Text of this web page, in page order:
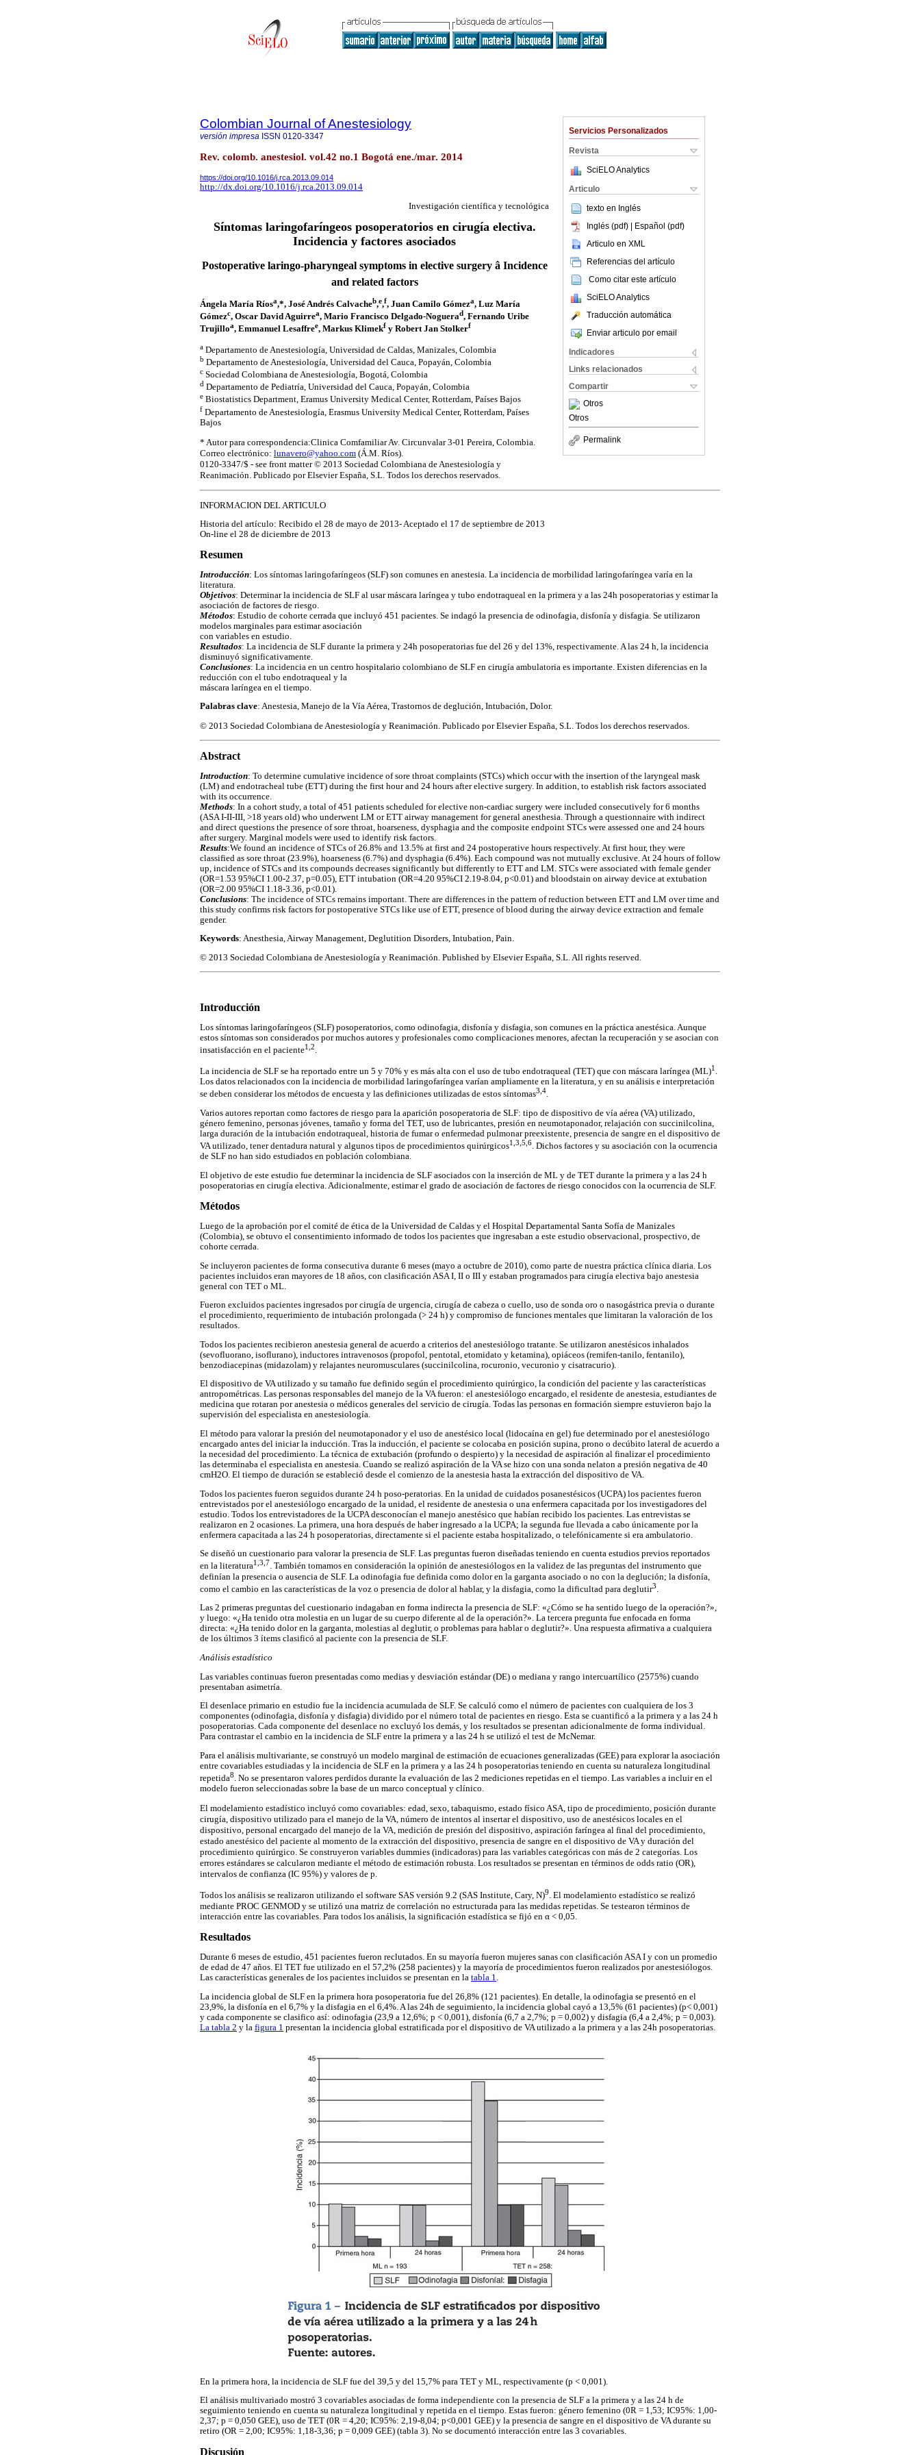
Servicios Personalizados
Revista
SciELO Analytics
Articulo
texto en Inglés
Inglés (pdf) | Español (pdf)
Articulo en XML
Referencias del artículo
Como citar este artículo
SciELO Analytics
Traducción automática
Enviar articulo por email
Indicadores
Links relacionados
Compartir
Otros
Otros
Permalink
Colombian Journal of Anestesiology
versión impresa ISSN 0120-3347
Rev. colomb. anestesiol. vol.42 no.1 Bogotá ene./mar. 2014
https://doi.org/10.1016/j.rca.2013.09.014
http://dx.doi.org/10.1016/j.rca.2013.09.014
Investigación científica y tecnológica
Síntomas laringofaríngeos posoperatorios en cirugía electiva.
Incidencia y factores asociados
Postoperative laringo-pharyngeal symptoms in elective surgery â Incidence
and related factors
Ángela María Ríosa,*, José Andrés Calvacheb,e,f, Juan Camilo Gómeza, Luz María
Gómezc, Oscar David Aguirrea, Mario Francisco Delgado-Noguerad, Fernando Uribe
Trujilloa, Emmanuel Lesaffree, Markus Klimekf y Robert Jan Stolkerf
a Departamento de Anestesiología, Universidad de Caldas, Manizales, Colombia
b Departamento de Anestesiología, Universidad del Cauca, Popayán, Colombia
c Sociedad Colombiana de Anestesiología, Bogotá, Colombia
d Departamento de Pediatría, Universidad del Cauca, Popayán, Colombia
e Biostatistics Department, Eramus University Medical Center, Rotterdam, Países Bajos
f Departamento de Anestesiología, Erasmus University Medical Center, Rotterdam, Países
Bajos
* Autor para correspondencia:Clinica Comfamiliar Av. Circunvalar 3-01 Pereira, Colombia.
Correo electrónico: lunavero@yahoo.com (Á.M. Ríos).
0120-3347/$ - see front matter © 2013 Sociedad Colombiana de Anestesiología y
Reanimación. Publicado por Elsevier España, S.L. Todos los derechos reservados.
INFORMACION DEL ARTICULO
Historia del artículo: Recibido el 28 de mayo de 2013- Aceptado el 17 de septiembre de 2013
On-line el 28 de diciembre de 2013
Resumen
Introducción: Los síntomas laringofaríngeos (SLF) son comunes en anestesia. La incidencia de morbilidad laringofaríngea varía en la
literatura.
Objetivos: Determinar la incidencia de SLF al usar máscara laríngea y tubo endotraqueal en la primera y a las 24h posoperatorias y estimar la
asociación de factores de riesgo.
Métodos: Estudio de cohorte cerrada que incluyó 451 pacientes. Se indagó la presencia de odinofagia, disfonía y disfagia. Se utilizaron
modelos marginales para estimar asociación
con variables en estudio.
Resultados: La incidencia de SLF durante la primera y 24h posoperatorias fue del 26 y del 13%, respectivamente. A las 24 h, la incidencia
disminuyó significativamente.
Conclusiones: La incidencia en un centro hospitalario colombiano de SLF en cirugía ambulatoria es importante. Existen diferencias en la
reducción con el tubo endotraqueal y la
máscara laríngea en el tiempo.
Palabras clave: Anestesia, Manejo de la Vía Aérea, Trastornos de deglución, Intubación, Dolor.
© 2013 Sociedad Colombiana de Anestesiología y Reanimación. Publicado por Elsevier España, S.L. Todos los derechos reservados.
Abstract
Introduction: To determine cumulative incidence of sore throat complaints (STCs) which occur with the insertion of the laryngeal mask
(LM) and endotracheal tube (ETT) during the first hour and 24 hours after elective surgery. In addition, to establish risk factors associated
with its occurrence.
Methods: In a cohort study, a total of 451 patients scheduled for elective non-cardiac surgery were included consecutively for 6 months
(ASA I-II-III, >18 years old) who underwent LM or ETT airway management for general anesthesia. Through a questionnaire with indirect
and direct questions the presence of sore throat, hoarseness, dysphagia and the composite endpoint STCs were assessed one and 24 hours
after surgery. Marginal models were used to identify risk factors.
Results:We found an incidence of STCs of 26.8% and 13.5% at first and 24 postoperative hours respectively. At first hour, they were
classified as sore throat (23.9%), hoarseness (6.7%) and dysphagia (6.4%). Each compound was not mutually exclusive. At 24 hours of follow
up, incidence of STCs and its compounds decreases significantly but differently to ETT and LM. STCs were associated with female gender
(OR=1.53 95%CI 1.00-2.37, p=0.05), ETT intubation (OR=4.20 95%CI 2.19-8.04, p<0.01) and bloodstain on airway device at extubation
(OR=2.00 95%CI 1.18-3.36, p<0.01).
Conclusions: The incidence of STCs remains important. There are differences in the pattern of reduction between ETT and LM over time and
this study confirms risk factors for postoperative STCs like use of ETT, presence of blood during the airway device extraction and female
gender.
Keywords: Anesthesia, Airway Management, Deglutition Disorders, Intubation, Pain.
© 2013 Sociedad Colombiana de Anestesiología y Reanimación. Published by Elsevier España, S.L. All rights reserved.
Introducción
Los síntomas laringofaríngeos (SLF) posoperatorios, como odinofagia, disfonía y disfagia, son comunes en la práctica anestésica. Aunque
estos síntomas son considerados por muchos autores y profesionales como complicaciones menores, afectan la recuperación y se asocian con
insatisfacción en el paciente1,2.
La incidencia de SLF se ha reportado entre un 5 y 70% y es más alta con el uso de tubo endotraqueal (TET) que con máscara laríngea (ML)1 .
Los datos relacionados con la incidencia de morbilidad laringofaríngea varían ampliamente en la literatura, y en su análisis e interpretación
se deben considerar los métodos de encuesta y las definiciones utilizadas de estos síntomas3,4.
Varios autores reportan como factores de riesgo para la aparición posoperatoria de SLF: tipo de dispositivo de vía aérea (VA) utilizado,
género femenino, personas jóvenes, tamaño y forma del TET, uso de lubricantes, presión en neumotaponador, relajación con succinilcolina,
larga duración de la intubación endotraqueal, historia de fumar o enfermedad pulmonar preexistente, presencia de sangre en el dispositivo de
VA utilizado, tener dentadura natural y algunos tipos de procedimientos quirúrgicos1,3,5,6. Dichos factores y su asociación con la ocurrencia
de SLF no han sido estudiados en población colombiana.
El objetivo de este estudio fue determinar la incidencia de SLF asociados con la inserción de ML y de TET durante la primera y a las 24 h
posoperatorias en cirugía electiva. Adicionalmente, estimar el grado de asociación de factores de riesgo conocidos con la ocurrencia de SLF.
Métodos
Luego de la aprobación por el comité de ética de la Universidad de Caldas y el Hospital Departamental Santa Sofía de Manizales
(Colombia), se obtuvo el consentimiento informado de todos los pacientes que ingresaban a este estudio observacional, prospectivo, de
cohorte cerrada.
Se incluyeron pacientes de forma consecutiva durante 6 meses (mayo a octubre de 2010), como parte de nuestra práctica clínica diaria. Los
pacientes incluidos eran mayores de 18 años, con clasificación ASA I, II o III y estaban programados para cirugía electiva bajo anestesia
general con TET o ML.
Fueron excluidos pacientes ingresados por cirugía de urgencia, cirugía de cabeza o cuello, uso de sonda oro o nasogástrica previa o durante
el procedimiento, requerimiento de intubación prolongada (> 24 h) y compromiso de funciones mentales que limitaran la valoración de los
resultados.
Todos los pacientes recibieron anestesia general de acuerdo a criterios del anestesiólogo tratante. Se utilizaron anestésicos inhalados
(sevofluorano, isoflurano), inductores intravenosos (propofol, pentotal, etomidato y ketamina), opiáceos (remifen-tanilo, fentanilo),
benzodiacepinas (midazolam) y relajantes neuromusculares (succinilcolina, rocuronio, vecuronio y cisatracurio).
El dispositivo de VA utilizado y su tamaño fue definido según el procedimiento quirúrgico, la condición del paciente y las características
antropométricas. Las personas responsables del manejo de la VA fueron: el anestesiólogo encargado, el residente de anestesia, estudiantes de
medicina que rotaran por anestesia o médicos generales del servicio de cirugía. Todas las personas en formación siempre estuvieron bajo la
supervisión del especialista en anestesiología.
El método para valorar la presión del neumotaponador y el uso de anestésico local (lidocaína en gel) fue determinado por el anestesiólogo
encargado antes del iniciar la inducción. Tras la inducción, el paciente se colocaba en posición supina, prono o decúbito lateral de acuerdo a
la necesidad del procedimiento. La técnica de extubación (profundo o despierto) y la necesidad de aspiración al finalizar el procedimiento
las determinaba el especialista en anestesia. Cuando se realizó aspiración de la VA se hizo con una sonda nelaton a presión negativa de 40
cmH2O. El tiempo de duración se estableció desde el comienzo de la anestesia hasta la extracción del dispositivo de VA.
Todos los pacientes fueron seguidos durante 24 h poso-peratorias. En la unidad de cuidados posanestésicos (UCPA) los pacientes fueron
entrevistados por el anestesiólogo encargado de la unidad, el residente de anestesia o una enfermera capacitada por los investigadores del
estudio. Todos los entrevistadores de la UCPA desconocían el manejo anestésico que habían recibido los pacientes. Las entrevistas se
realizaron en 2 ocasiones. La primera, una hora después de haber ingresado a la UCPA; la segunda fue llevada a cabo únicamente por la
enfermera capacitada a las 24 h posoperatorias, directamente si el paciente estaba hospitalizado, o telefónicamente si era ambulatorio.
Se diseñó un cuestionario para valorar la presencia de SLF. Las preguntas fueron diseñadas teniendo en cuenta estudios previos reportados
en la literatura1,3,7. También tomamos en consideración la opinión de anestesiólogos en la validez de las preguntas del instrumento que
definían la presencia o ausencia de SLF. La odinofagia fue definida como dolor en la garganta asociado o no con la deglución; la disfonía,
como el cambio en las características de la voz o presencia de dolor al hablar, y la disfagia, como la dificultad para deglutir3
Las 2 primeras preguntas del cuestionario indagaban en forma indirecta la presencia de SLF: «¿Cómo se ha sentido luego de la operación?»,
y luego: «¿Ha tenido otra molestia en un lugar de su cuerpo diferente al de la operación?». La tercera pregunta fue enfocada en forma
directa: «¿Ha tenido dolor en la garganta, molestias al deglutir, o problemas para hablar o deglutir?». Una respuesta afirmativa a cualquiera
de los últimos 3 ítems clasificó al paciente con la presencia de SLF.
Análisis estadístico
Las variables continuas fueron presentadas como medias y desviación estándar (DE) o mediana y rango intercuartílico (2575%) cuando
presentaban asimetría.
El desenlace primario en estudio fue la incidencia acumulada de SLF. Se calculó como el número de pacientes con cualquiera de los 3
componentes (odinofagia, disfonía y disfagia) dividido por el número total de pacientes en riesgo. Esta se cuantificó a la primera y a las 24 h
posoperatorias. Cada componente del desenlace no excluyó los demás, y los resultados se presentan adicionalmente de forma individual.
Para contrastar el cambio en la incidencia de SLF entre la primera y a las 24 h se utilizó el test de McNemar.
Para el análisis multivariante, se construyó un modelo marginal de estimación de ecuaciones generalizadas (GEE) para explorar la asociación
entre covariables estudiadas y la incidencia de SLF en la primera y a las 24 h posoperatorias teniendo en cuenta su naturaleza longitudinal
repetida8. No se presentaron valores perdidos durante la evaluación de las 2 mediciones repetidas en el tiempo. Las variables a incluir en el
modelo fueron seleccionadas sobre la base de un marco conceptual y clínico.
El modelamiento estadístico incluyó como covariables: edad, sexo, tabaquismo, estado físico ASA, tipo de procedimiento, posición durante
cirugía, dispositivo utilizado para el manejo de la VA, número de intentos al insertar el dispositivo, uso de anestésicos locales en el
dispositivo, personal encargado del manejo de la VA, medición de presión del dispositivo, aspiración faríngea al final del procedimiento,
estado anestésico del paciente al momento de la extracción del dispositivo, presencia de sangre en el dispositivo de VA y duración del
procedimiento quirúrgico. Se construyeron variables dummies (indicadoras) para las variables categóricas con más de 2 categorías. Los
errores estándares se calcularon mediante el método de estimación robusta. Los resultados se presentan en términos de odds ratio (OR),
intervalos de confianza (IC 95%) y valores de p.
Todos los análisis se realizaron utilizando el software SAS versión 9.2 (SAS Institute, Cary, N)9. El modelamiento estadístico se realizó
mediante PROC GENMOD y se utilizó una matriz de correlación no estructurada para las medidas repetidas. Se testearon términos de
interacción entre las covariables. Para todos los análisis, la significación estadística se fijó en α < 0,05.
Resultados
Durante 6 meses de estudio, 451 pacientes fueron reclutados. En su mayoría fueron mujeres sanas con clasificación ASA I y con un promedio
de edad de 47 años. El TET fue utilizado en el 57,2% (258 pacientes) y la mayoría de procedimientos fueron realizados por anestesiólogos.
Las características generales de los pacientes incluidos se presentan en la tabla 1.
La incidencia global de SLF en la primera hora posoperatoria fue del 26,8% (121 pacientes). En detalle, la odinofagia se presentó en el
23,9%, la disfonía en el 6,7% y la disfagia en el 6,4%. A las 24h de seguimiento, la incidencia global cayó a 13,5% (61 pacientes) (p< 0,001)
y cada componente se clasifico así: odinofagia (23,9 a 12,6%; p < 0,001), disfonía (6,7 a 2,7%; p = 0,002) y disfagia (6,4 a 2,4%; p = 0,003).
La tabla 2 y la figura 1 presentan la incidencia global estratificada por el dispositivo de VA utilizado a la primera y a las 24h posoperatorias.
En la primera hora, la incidencia de SLF fue del 39,5 y del 15,7% para TET y ML, respectivamente (p < 0,001).
El análisis multivariado mostró 3 covariables asociadas de forma independiente con la presencia de SLF a la primera y a las 24 h de
seguimiento teniendo en cuenta su naturaleza longitudinal y repetida en el tiempo. Estas fueron: género femenino (0R = 1,53; IC95%: 1,00-
2,37; p = 0,050 GEE), uso de TET (0R = 4,20; IC95%: 2,19-8,04; p<0,001 GEE) y la presencia de sangre en el dispositivo de VA durante su
retiro (OR = 2,00; IC95%: 1,18-3,36; p = 0,009 GEE) (tabla 3). No se documentó interacción entre las 3 covariables.
Discusión